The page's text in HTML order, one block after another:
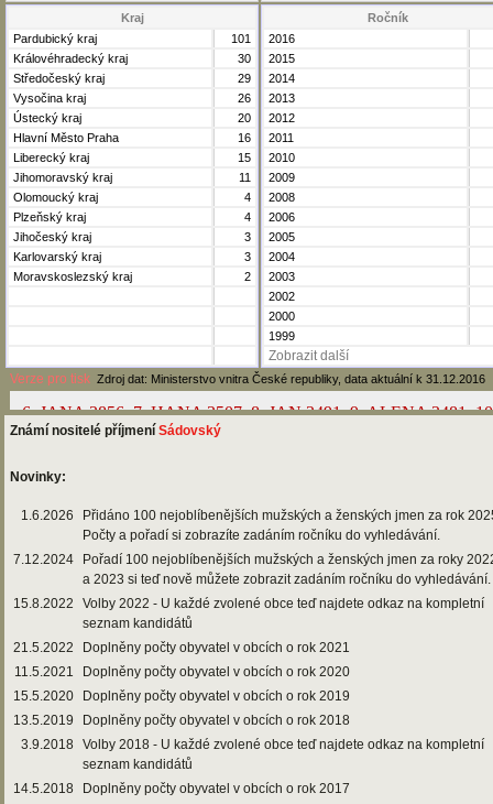
Kraj
Pardubický kraj
101
Královéhradecký kraj
30
Středočeský kraj
29
Vysočina kraj
26
Ústecký kraj
20
Hlavní Město Praha
16
Liberecký kraj
15
Jihomoravský kraj
11
Olomoucký kraj
4
Plzeňský kraj
4
Jihočeský kraj
3
Karlovarský kraj
3
Moravskoslezský kraj
2
Ročník
2016
2015
2014
2013
2012
2011
2010
2009
2008
2006
2005
2004
2003
2002
2000
1999
Zobrazit další
Verze pro tisk Zdroj dat: Ministerstvo vnitra České republiky, data aktuální k 31.12.2016
Známí nositelé příjmení Sádovský
Novinky:
1.6.2026
Přidáno 100 nejoblíbenějších mužských a ženských jmen za rok
Počty a pořadí si zobrazíte zadáním ročníku do vyhledávání.
7.12.2024
Pořadí 100 nejoblíbenějších mužských a ženských jmen za roky
a 2023 si teď nově můžete zobrazit zadáním ročníku do vyhledávání.
15.8.2022
Volby 2022 - U každé zvolené obce teď najdete odkaz na kompletní
seznam kandidátů
21.5.2022
Doplněny počty obyvatel v obcích o rok 2021
11.5.2021
Doplněny počty obyvatel v obcích o rok 2020
15.5.2020
Doplněny počty obyvatel v obcích o rok 2019
13.5.2019
Doplněny počty obyvatel v obcích o rok 2018
3.9.2018 Volby 2018 - U každé zvolené obce teď najdete odkaz na kompletní
seznam kandidátů
14.5.2018
Doplněny počty obyvatel v obcích o rok 2017